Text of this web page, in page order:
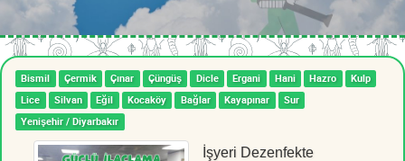
Bismil Çermik Çınar Çüngüş Dicle Ergani Hani Hazro
Kulp
Lice
Silvan Eğil Kocaköy Bağlar Kayapınar
Sur
Yenişehir / Diyarbakır
İşyeri Dezenfekte